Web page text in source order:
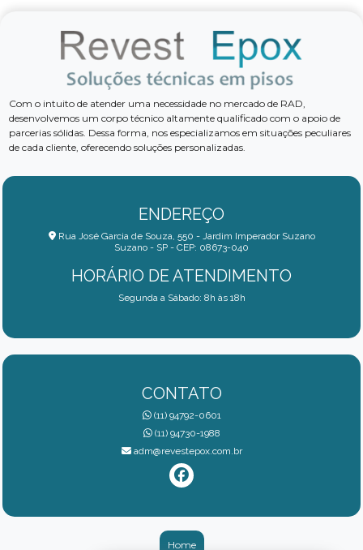
Com o intuito de atender uma necessidade no mercado de RAD,
desenvolvemos um corpo técnico altamente qualificado com o apoio de
parcerias sólidas. Dessa forma, nos especializamos em situações peculiares
de cada cliente, oferecendo soluções personalizadas.
ENDEREÇO
Rua José Garcia de Souza, 550 - Jardim Imperador Suzano
Suzano - SP - CEP: 08673-040
HORÁRIO DE ATENDIMENTO
Segunda a Sábado: 8h às 18h
CONTATO
(11) 94792-0601
(11) 94730-1988
adm@revestepox.com.br
Home